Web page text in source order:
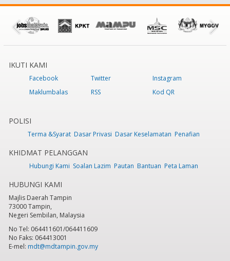
IKUTI KAMI
Facebook Twitter
Instagram
Maklumbalas
RSS Kod QR
POLISI
Terma &Syarat Dasar Privasi Dasar Keselamatan Penafian
KHIDMAT PELANGGAN
Hubungi Kami Soalan Lazim Pautan Bantuan Peta Laman
HUBUNGI KAMI
Majlis Daerah Tampin
73000 Tampin,
Negeri Sembilan, Malaysia
No Tel: 064411601/064411609
No Faks: 064413001
E-mel: mdt@mdtampin.gov.my